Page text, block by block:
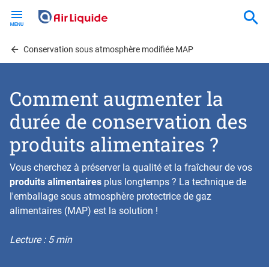
contentConservation sous atmosphère modifiée MAP
Comment augmenter la
durée de conservation des
produits alimentaires ?
Vous cherchez à préserver la qualité et la fraîcheur de vos
produits alimentaires plus longtemps ? La technique de
l'emballage sous atmosphère protectrice de gaz
alimentaires (MAP) est la solution !
Lecture : 5 min